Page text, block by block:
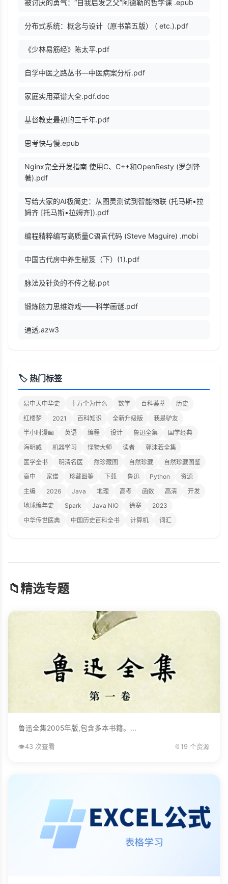
被讨厌的勇气：“自我启发之父”阿德勒的哲学课 .epub
分布式系统：概念与设计（原书第五版） ( etc.).pdf
《少林易筋经》陈太平.pdf
自学中医之路丛书—中医病案分析.pdf
家庭实用菜谱大全.pdf.doc
基督教史最初的三千年.pdf
思考快与慢.epub
Nginx完全开发指南 使用C、C++和OpenResty (罗剑锋
著).pdf
写给大家的AI极简史：从图灵测试到智能物联 (托马斯•拉
姆齐 [托马斯•拉姆齐]).pdf
编程精粹编写高质量C语言代码 (Steve Maguire) .mobi
中国古代房中养生秘笈（下）(1).pdf
脉法及针灸的不传之秘.ppt
锻炼脑力思维游戏——科学画谜.pdf
通透.azw3
🏷️ 热门标签
易中天中华史 十万个为什么 数学 百科荟萃
历史
红楼梦
2021 百科知识 全新升级版
我是驴友
半小时漫画
英语 编程 设计 鲁迅全集
国学经典
海明威
机器学习 怪物大师 读者
郭沫若全集
医学全书
明清名医 然珍藏图 自然珍藏
自然珍藏图鉴
高中
家谱 珍藏图鉴 下载 鲁迅 Python
资源
主编
2026 Java 地理 高考 函数 高清
开发
地球编年史
Spark Java NIO 徐寒
2023
中华传世医典
中国历史百科全书 计算机 词汇
📁精选专题
鲁迅全集2005年版,包含多本书籍。...
👁️43 次查看 📎 19 个资源